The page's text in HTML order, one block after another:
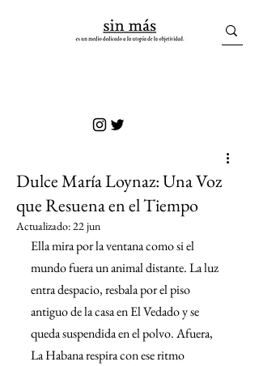
Dulce María Loynaz: Una Voz
que Resuena en el Tiempo
Actualizado:22 jun
Ella mira por la ventana como si el
mundo fuera un animal distante. La luz
entra despacio, resbala por el piso
antiguo de la casa en El Vedado y se
queda suspendida en el polvo. Afuera,
La Habana respira con ese ritmo